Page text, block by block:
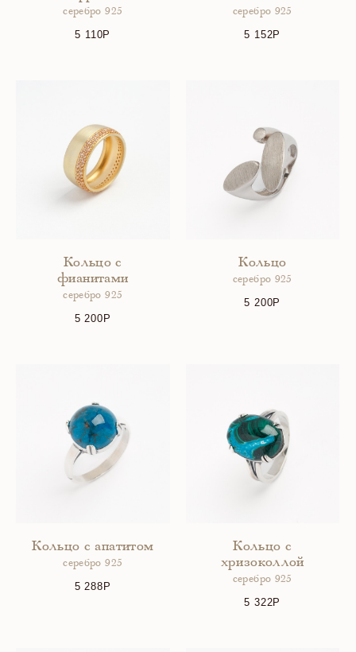
серебро 925
5 110
серебро 925
5 152
Кольцо с
фианитами
серебро 925
5 200
Кольцо
серебро 925
5 200
Кольцо с апатитом
серебро 925
5 288
Кольцо с
хризоколлой
серебро 925
5 322